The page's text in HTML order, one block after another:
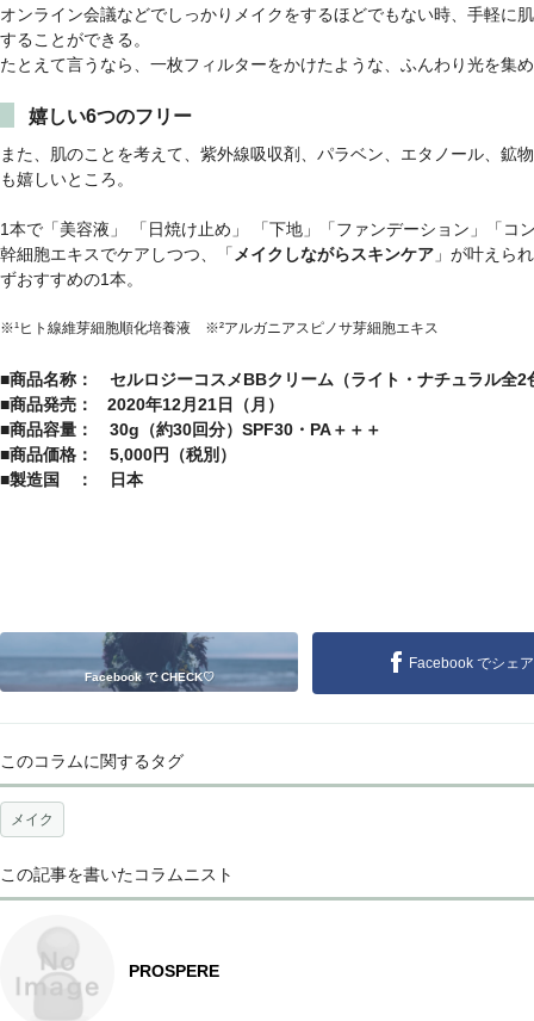
オンライン会議などでしっかりメイクをするほどでもない時、手軽に
することができる。
たとえて言うなら、一枚フィルターをかけたような、ふんわり光を集
嬉しい6つのフリー
また、肌のことを考えて、紫外線吸収剤、パラベン、エタノール、鉱
も嬉しいところ。
1本で「美容液」 「日焼け止め」 「下地」「ファンデーション」「コ
幹細胞エキスでケアしつつ、「 メイクしながらスキンケア 」が叶えら
ずおすすめの1本。
※¹ヒト線維芽細胞順化培養液 ※²アルガニアスピノサ芽細胞エキス
■商品名称： セルロジーコスメBBクリーム（ライト・ナチュラル全2
■商品発売： 2020年12月21日（月）
■商品容量： 30g（約30回分）SPF30・PA＋＋＋
■商品価格： 5,000円（税別）
■製造国 ： 日本
Facebook で CHECK♡
Facebook でシェア
このコラムに関するタグ
メイク
この記事を書いたコラムニスト
PROSPERE